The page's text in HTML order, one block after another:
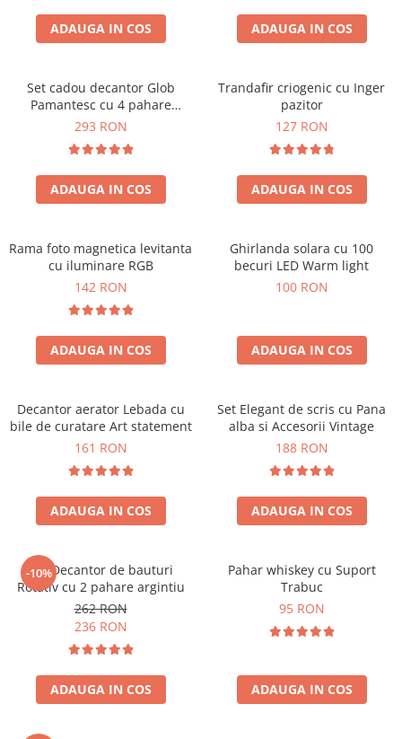
Cadouri Fete
Pentru Copilul din tine
Cadouri de Casa Noua
Cadouri Majorat
Cadouri pentru Nasi
Cadouri pentru Bunici
Cadouri pentru Prieteni
Cel ce are tot
Cadouri Nunta si Cununie civila
Cani si Termosuri
Jocuri si Puzzle
Seturi de caligrafie
Cadouri Sfantul Alexandru
Cadouri Constantin si Elena
Cadouri Sfanta Maria
Cadouri Sfintii Mihail si Gavriil
ADAUGA IN COS ADAUGA IN COS
Set cadou decantor Glob
Pamantesc cu 4 pahare
Deluxe
293 RON
ADAUGA IN COS
Trandafir criogenic cu Inger
pazitor
127 RON
ADAUGA IN COS
Rama foto magnetica levitanta
cu iluminare RGB
142 RON
ADAUGA IN COS
Ghirlanda solara cu 100
becuri LED Warm light
100 RON
ADAUGA IN COS
Decantor aerator Lebada cu
bile de curatare Art statement
161 RON
ADAUGA IN COS
Set Elegant de scris cu Pana
alba si Accesorii Vintage
188 RON
ADAUGA IN COS
-10%
Set Decantor de bauturi
Rotativ cu 2 pahare argintiu
262 RON
236 RON
ADAUGA IN COS
Pahar whiskey cu Suport
Trabuc
95 RON
ADAUGA IN COS